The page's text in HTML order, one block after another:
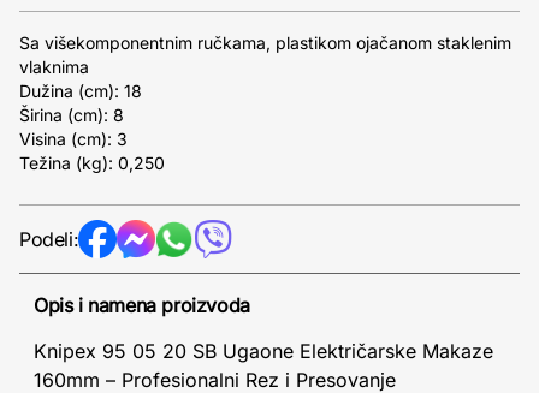
Sa višekomponentnim ručkama, plastikom ojačanom staklenim
vlaknima
Dužina (cm): 18
Širina (cm): 8
Visina (cm): 3
Težina (kg): 0,250
Podeli:
Opis i namena proizvoda
Knipex 95 05 20 SB Ugaone Električarske Makaze
160mm – Profesionalni Rez i Presovanje